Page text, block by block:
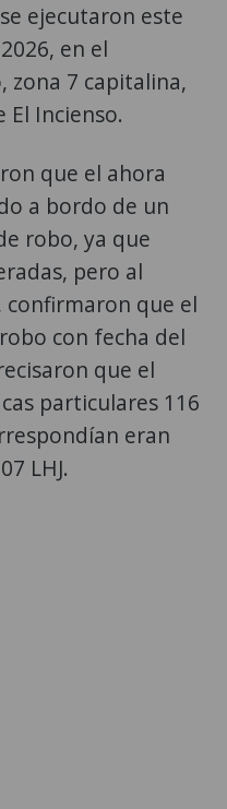
ejecutaron este
en el
zona 7 capitalina,
El Incienso.
que el ahora
a bordo de un
robo, ya que
pero al
confirmaron que el
con fecha del
que el
particulares 116
eran
LHJ.